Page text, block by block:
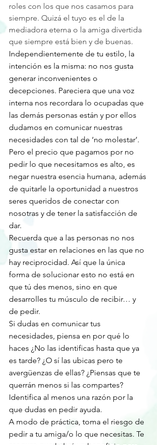
roles con los que nos casamos para
siempre. Quizá el tuyo es el de la
mediadora eterna o la amiga divertida
que siempre está bien y de buenas.
Independientemente de tu estilo, la
intención es la misma: no nos gusta
generar inconvenientes o
decepciones. Pareciera que una voz
interna nos recordara lo ocupadas que
las demás personas están y por ellos
dudamos en comunicar nuestras
necesidades con tal de ‘no molestar’.
Pero el precio que pagamos por no
pedir lo que necesitamos es alto, es
negar nuestra esencia humana, además
de quitarle la oportunidad a nuestros
seres queridos de conectar con
nosotras y de tener la satisfacción de
dar.
Recuerda que a las personas no nos
gusta estar en relaciones en las que no
hay reciprocidad. Así que la única
forma de solucionar esto no está en
que tú des menos, sino en que
desarrolles tu músculo de recibir… y
de pedir.
Si dudas en comunicar tus
necesidades, piensa en por qué lo
haces ¿No las identificas hasta que ya
es tarde? ¿O sí las ubicas pero te
avergüenzas de ellas? ¿Piensas que te
querrán menos si las compartes?
Identifica al menos una razón por la
que dudas en pedir ayuda.
A modo de práctica, toma el riesgo de
pedir a tu amiga/o lo que necesitas. Te